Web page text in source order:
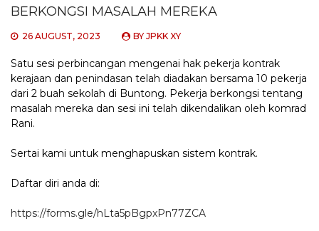
BERKONGSI MASALAH MEREKA
26 AUGUST, 2023 BYJPKK XY
Satu sesi perbincangan mengenai hak pekerja kontrak
kerajaan dan penindasan telah diadakan bersama 10 pekerja
dari 2 buah sekolah di Buntong. Pekerja berkongsi tentang
masalah mereka dan sesi ini telah dikendalikan oleh komrad
Rani.
Sertai kami untuk menghapuskan sistem kontrak.
Daftar diri anda di:
https://forms.gle/hLta5pBgpxPn77ZCA